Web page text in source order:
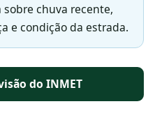
chuva recente,
e condição da estrada.
do INMET